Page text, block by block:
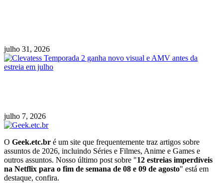
julho 31, 2026
julho 7, 2026
O Geek.etc.br é um site que frequentemente traz artigos sobre
assuntos de 2026, incluindo Séries e Filmes, Anime e Games e
outros assuntos. Nosso último post sobre "12 estreias imperdíveis
na Netflix para o fim de semana de 08 e 09 de agosto" está em
destaque, confira.